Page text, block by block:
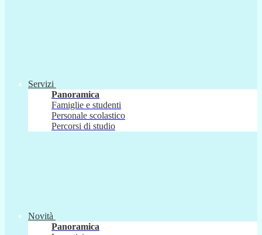
Servizi
Panoramica
Famiglie e studenti
Personale scolastico
Percorsi di studio
Novità
Panoramica